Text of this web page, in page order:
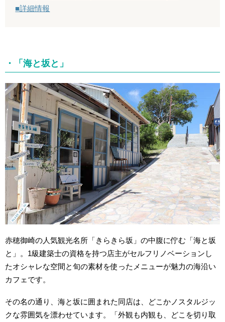
■詳細情報
・「海と坂と」
赤穂御崎の人気観光名所「きらきら坂」の中腹に佇む「海と坂
と」。1級建築士の資格を持つ店主がセルフリノベーションし
たオシャレな空間と旬の素材を使ったメニューが魅力の海沿い
カフェです。
その名の通り、海と坂に囲まれた同店は、どこかノスタルジッ
クな雰囲気を漂わせています。「外観も内観も、どこを切り取